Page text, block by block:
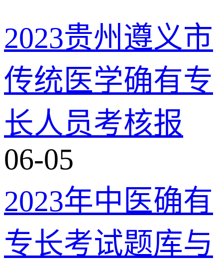
2023贵州遵义市
传统医学确有专
长人员考核报
06-05
2023年中医确有
专长考试题库与